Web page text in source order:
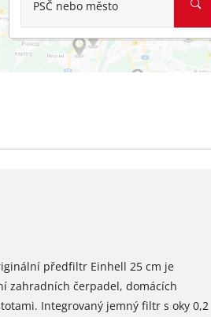
PSČ nebo město
předfiltr Einhell 25 cm je
zahradních čerpadel, domácích
Integrovaný jemný filtr s oky 0,2